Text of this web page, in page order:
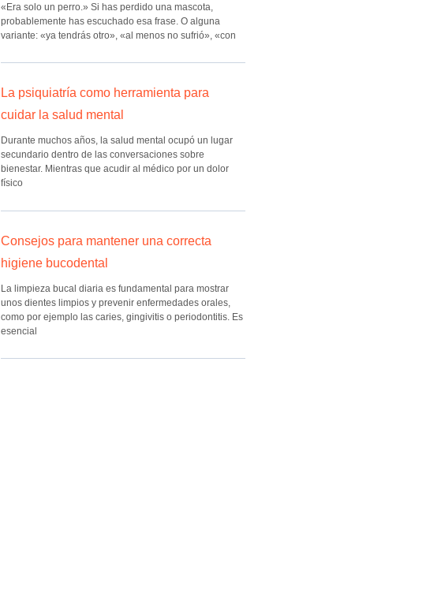
«Era solo un perro.» Si has perdido una mascota,
probablemente has escuchado esa frase. O alguna
variante: «ya tendrás otro», «al menos no sufrió», «con
La psiquiatría como herramienta para
cuidar la salud mental
Durante muchos años, la salud mental ocupó un lugar
secundario dentro de las conversaciones sobre
bienestar. Mientras que acudir al médico por un dolor
físico
Consejos para mantener una correcta
higiene bucodental
La limpieza bucal diaria es fundamental para mostrar
unos dientes limpios y prevenir enfermedades orales,
como por ejemplo las caries, gingivitis o periodontitis. Es
esencial